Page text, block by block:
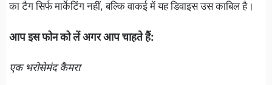
का टैग सिर्फ मार्केटिंग नहीं, बल्कि वाकई में यह डिवाइस उस काबिल है।
आप इस फोन को लें अगर आप चाहते हैं:
एक भरोसेमंद कैमरा